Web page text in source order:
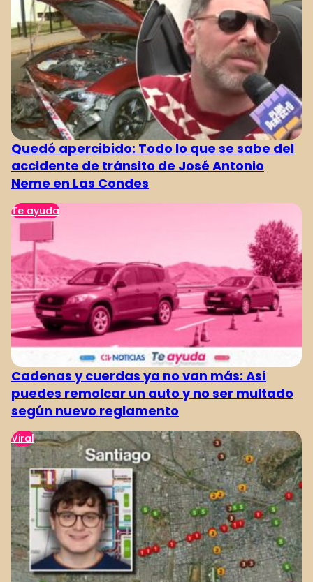
Quedó apercibido: Todo lo que se sabe del
accidente de tránsito de José Antonio
Neme en Las Condes
Te ayuda
Cadenas y cuerdas ya no van más: Así
puedes remolcar un auto y no ser multado
según nuevo reglamento
Viral